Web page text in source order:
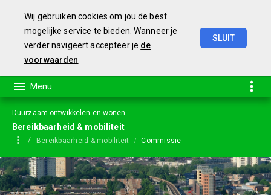
Wij gebruiken cookies om jou de best
mogelijke service te bieden. Wanneer je
verder navigeert accepteer je de
voorwaarden
SLUIT
Duurzaam ontwikkelen en wonen
Bereikbaarheid & mobiliteit
Bereikbaarheid & mobiliteit Commissie